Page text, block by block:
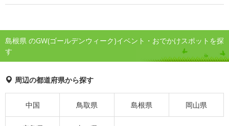
島根県 のGW(ゴールデンウィーク)イベント・おでかけスポットを探
す
周辺の都道府県から探す
中国 鳥取県 島根県 岡山県